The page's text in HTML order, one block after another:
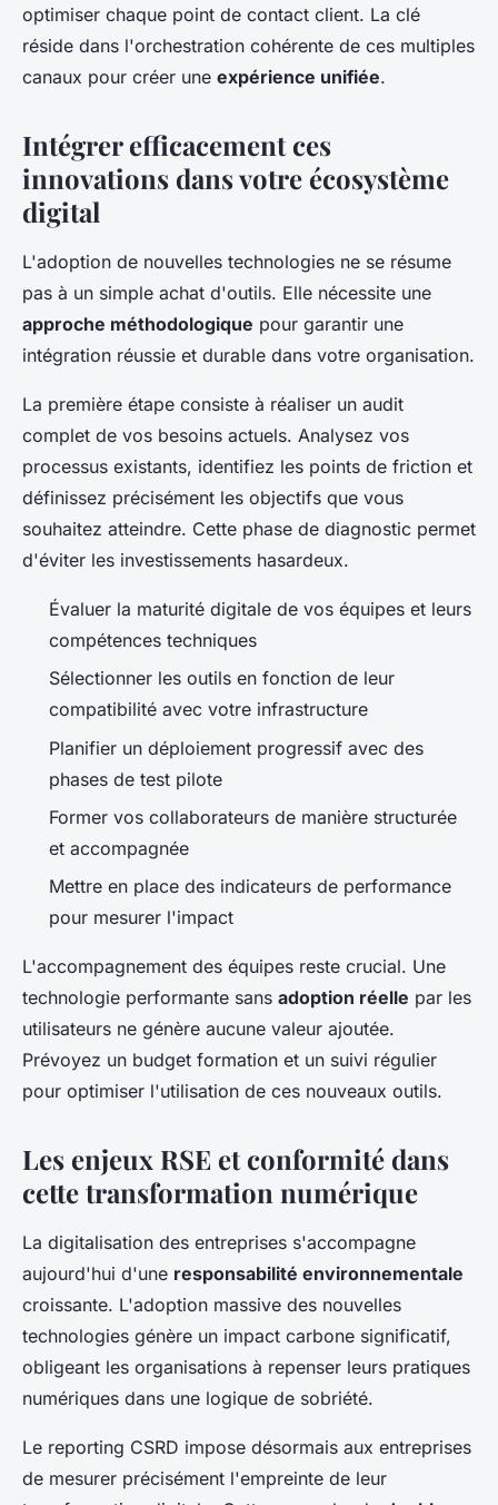
optimiser chaque point de contact client. La clé
réside dans l'orchestration cohérente de ces multiples
canaux pour créer une expérience unifiée.
Intégrer efficacement ces
innovations dans votre écosystème
digital
L'adoption de nouvelles technologies ne se résume
pas à un simple achat d'outils. Elle nécessite une
approche méthodologique pour garantir une
intégration réussie et durable dans votre organisation.
La première étape consiste à réaliser un audit
complet de vos besoins actuels. Analysez vos
processus existants, identifiez les points de friction et
définissez précisément les objectifs que vous
souhaitez atteindre. Cette phase de diagnostic permet
d'éviter les investissements hasardeux.
Évaluer la maturité digitale de vos équipes et leurs
compétences techniques
Sélectionner les outils en fonction de leur
compatibilité avec votre infrastructure
Planifier un déploiement progressif avec des
phases de test pilote
Former vos collaborateurs de manière structurée
et accompagnée
Mettre en place des indicateurs de performance
pour mesurer l'impact
L'accompagnement des équipes reste crucial. Une
technologie performante sans adoption réelle par les
utilisateurs ne génère aucune valeur ajoutée.
Prévoyez un budget formation et un suivi régulier
pour optimiser l'utilisation de ces nouveaux outils.
Les enjeux RSE et conformité dans
cette transformation numérique
La digitalisation des entreprises s'accompagne
aujourd'hui d'une responsabilité environnementale
croissante. L'adoption massive des nouvelles
technologies génère un impact carbone significatif,
obligeant les organisations à repenser leurs pratiques
numériques dans une logique de sobriété.
Le reporting CSRD impose désormais aux entreprises
de mesurer précisément l'empreinte de leur